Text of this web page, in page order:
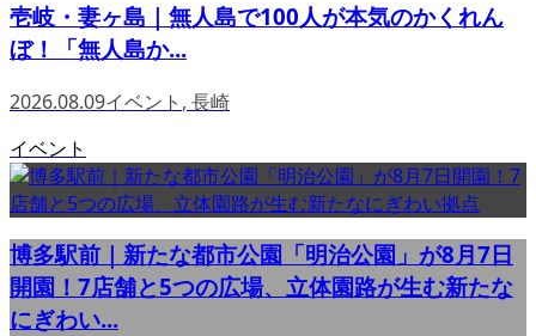
壱岐・妻ヶ島｜無人島で100人が本気のかくれん
ぼ！「無人島か...
2026.08.09イベント , 長崎
イベント
博多駅前｜新たな都市公園「明治公園」が8月7日
開園！7店舗と5つの広場、立体園路が生む新たな
にぎわい...